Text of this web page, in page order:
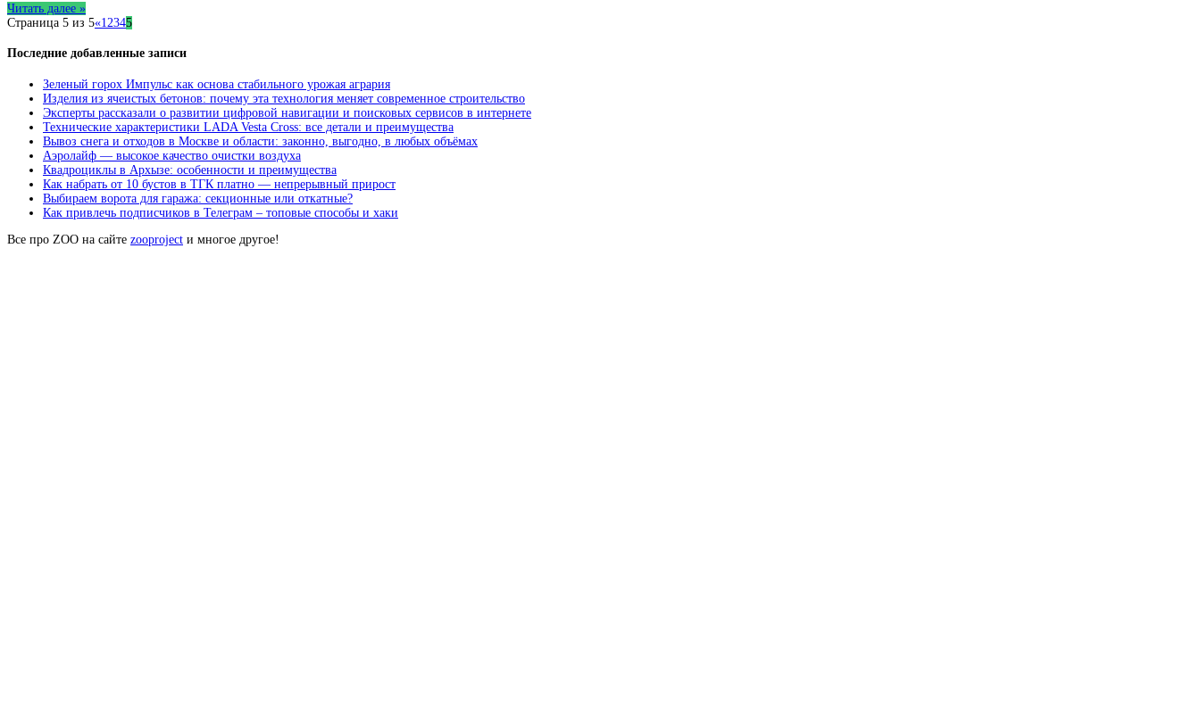
Читать далее »
Страница 5 из 5«1 2345
Последние добавленные записи
Зеленый горох Импульс как основа стабильного урожая агрария
Изделия из ячеистых бетонов: почему эта технология меняет современное строительство
Эксперты рассказали о развитии цифровой навигации и поисковых сервисов в интернете
Технические характеристики LADA Vesta Cross: все детали и преимущества
Вывоз снега и отходов в Москве и области: законно, выгодно, в любых объёмах
Аэролайф — высокое качество очистки воздуха
Квадроциклы в Архызе: особенности и преимущества
Как набрать от 10 бустов в ТГК платно — непрерывный прирост
Выбираем ворота для гаража: секционные или откатные?
Как привлечь подписчиков в Телеграм – топовые способы и хаки
Все про ZOO на сайте zooproject и многое другое!